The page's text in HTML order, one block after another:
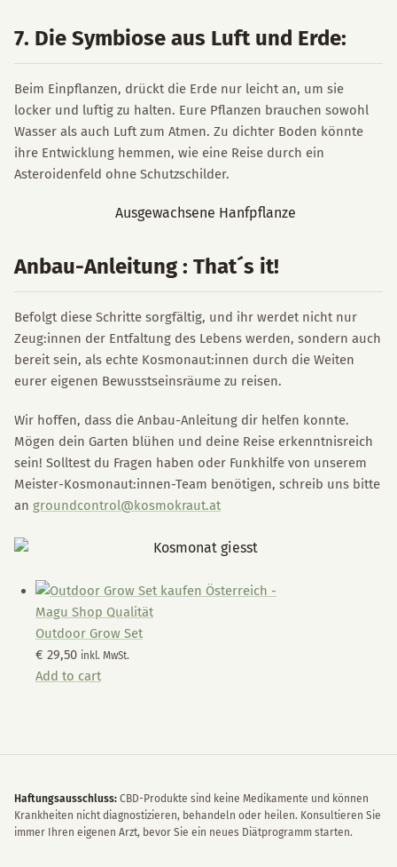
7. Die Symbiose aus Luft und Erde:
Beim Einpflanzen, drückt die Erde nur leicht an, um sie
locker und luftig zu halten. Eure Pflanzen brauchen sowohl
Wasser als auch Luft zum Atmen. Zu dichter Boden könnte
ihre Entwicklung hemmen, wie eine Reise durch ein
Asteroidenfeld ohne Schutzschilder.
Anbau-Anleitung : That´s it!
Befolgt diese Schritte sorgfältig, und ihr werdet nicht nur
Zeug:innen der Entfaltung des Lebens werden, sondern auch
bereit sein, als echte Kosmonaut:innen durch die Weiten
eurer eigenen Bewusstseinsräume zu reisen.
Wir hoffen, dass die Anbau-Anleitung dir helfen konnte.
Mögen dein Garten blühen und deine Reise erkenntnisreich
sein! Solltest du Fragen haben oder Funkhilfe von unserem
Meister-Kosmonaut:innen-Team benötigen, schreib uns bitte
an groundcontrol@kosmokraut.at
Outdoor Grow Set
€ 29,50 inkl. MwSt.
Add to cart
Haftungsausschluss: CBD-Produkte sind keine Medikamente und können
Krankheiten nicht diagnostizieren, behandeln oder heilen. Konsultieren Sie
immer Ihren eigenen Arzt, bevor Sie ein neues Diätprogramm starten.